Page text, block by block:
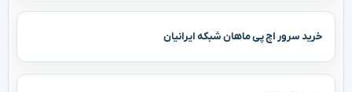
خرید سرور اچ پی ماهان شبکه ایرانیان